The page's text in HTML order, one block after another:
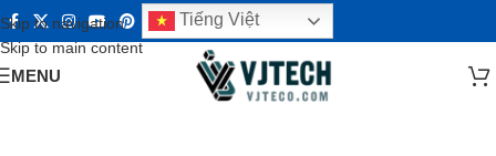
Skip to navigation
Skip to main content
Tiếng Việt
MENU